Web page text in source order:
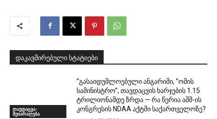
დაკავშირებული სტატიები
თავდაცვა-
შეიარაღება
“გასაიდუმლოებული ანგარიში, “ომის
სამინისტრო”, თავდაცვის ხარჯების 1.15
ტრილიონამდე ზრდა — რა წერია აშშ-ის
კონგრესის NDAA აქტში საქართველოზე?